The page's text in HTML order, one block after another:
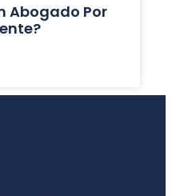
Abogado Por